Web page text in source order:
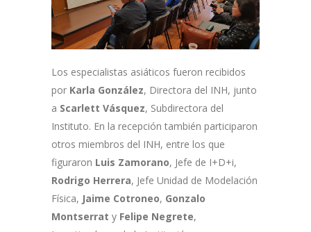
Los especialistas asiáticos fueron recibidos
por Karla González, Directora del INH, junto
a Scarlett Vásquez, Subdirectora del
Instituto. En la recepción también participaron
otros miembros del INH, entre los que
figuraron Luis Zamorano, Jefe de I+D+i,
Rodrigo Herrera, Jefe Unidad de Modelación
Física, Jaime Cotroneo, Gonzalo
Montserrat y Felipe Negrete,